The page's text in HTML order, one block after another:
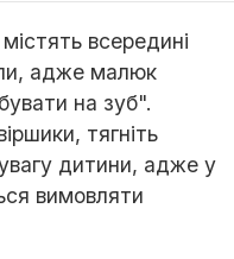
всередині
адже малюк
на зуб".
тягніть
дитини, адже у
вимовляти